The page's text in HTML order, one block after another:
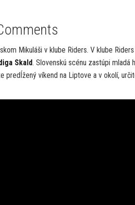
Mikuláši v klube Riders. V klube
Skald. Slovenskú scénu zastúpi mladá
predĺžený víkend na Liptove a v okolí,